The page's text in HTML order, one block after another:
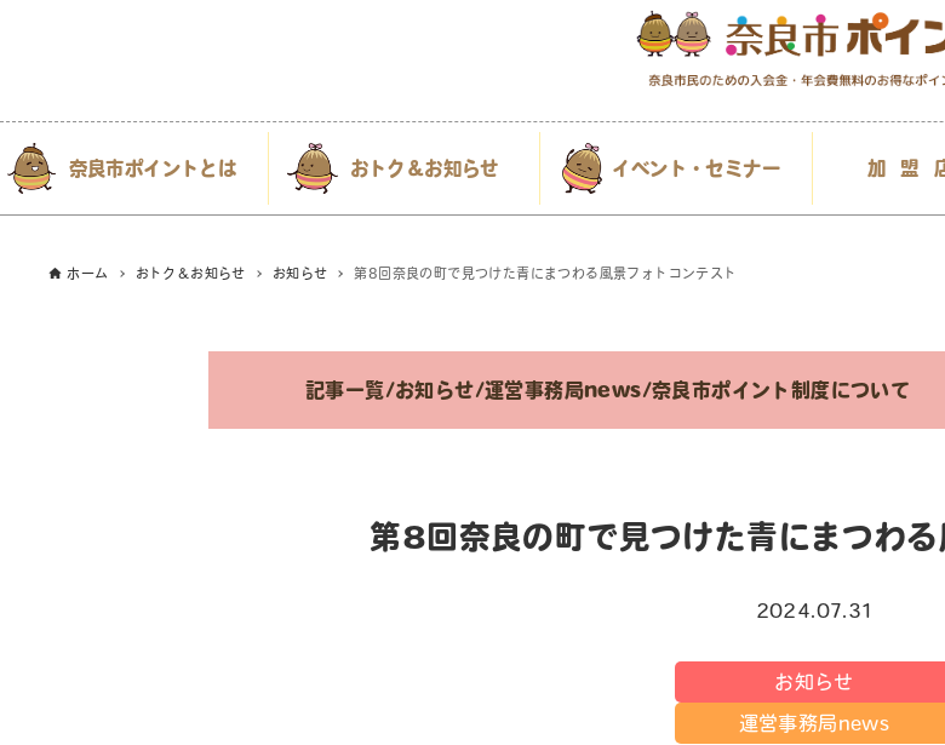
奈良市ポイントとは おトク＆お知らせ イベント・セミナー 加盟
ホーム おトク＆お知らせ お知らせ 第8回奈良の町で見つけた青にまつわる風景フォトコンテスト
記事一覧/お知らせ/運営事務局news/奈良市ポイント制度について
第8回奈良の町で見つけた青にまつわる
2024.07.31
お知らせ
運営事務局news